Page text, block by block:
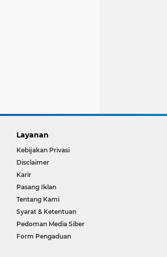
Layanan
Kebijakan Privasi
Disclaimer
Karir
Pasang Iklan
Tentang Kami
Syarat & Ketentuan
Pedoman Media Siber
Form Pengaduan